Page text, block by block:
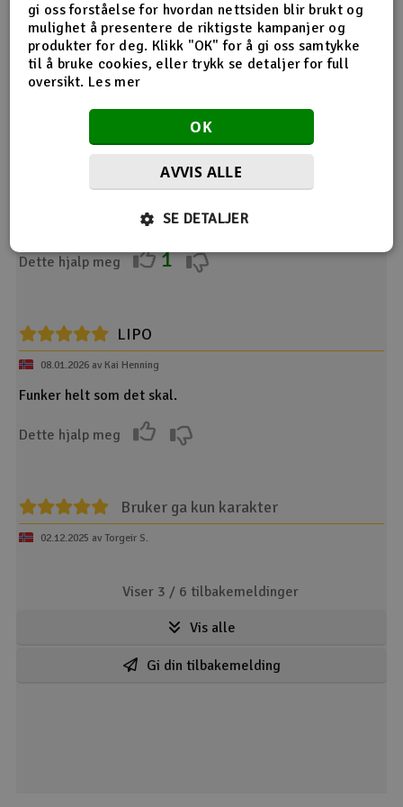
Strømplugg
Deans
Kabel
12AWG
Produktanmeldelser
16.09.2025 av Inge Arve
Dette hjalp meg 1
LIPO
08.01.2026 av Kai Henning
Funker helt som det skal.
Dette hjalp meg
Bruker ga kun karakter
02.12.2025 av Torgeir S.
Viser 3 / 6 tilbakemeldinger
Vis alle
Gi din tilbakemelding
gi oss forståelse for hvordan nettsiden blir brukt og
mulighet å presentere de riktigste kampanjer og
produkter for deg. Klikk "OK" for å gi oss samtykke
til å bruke cookies, eller trykk se detaljer for full
oversikt. Les mer
OK
AVVIS ALLE
SE DETALJER